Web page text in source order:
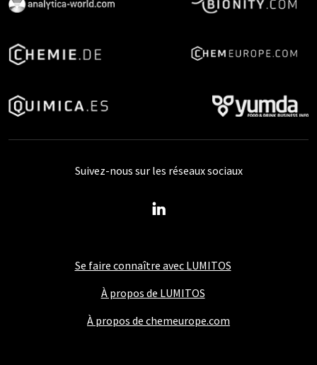
Se faire connaître avec LUMITOS
À propos de LUMITOS
À propos de chemeurope.com
Suivez-nous sur les réseaux sociaux